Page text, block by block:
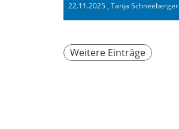
22.11.2025, Tanja Schneeberger
Weitere Einträge